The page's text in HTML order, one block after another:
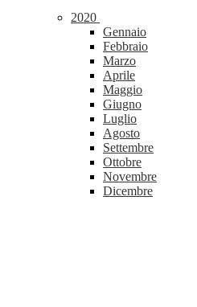
2020
Gennaio
Febbraio
Marzo
Aprile
Maggio
Giugno
Luglio
Agosto
Settembre
Ottobre
Novembre
Dicembre